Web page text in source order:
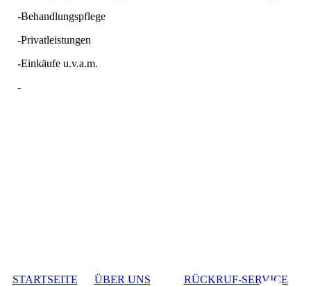
-Behandlungspflege
-Privatleistungen
-Einkäufe u.v.a.m.
-
STARTSEITE ÜBER UNS
RÜCKRUF-SERVICE